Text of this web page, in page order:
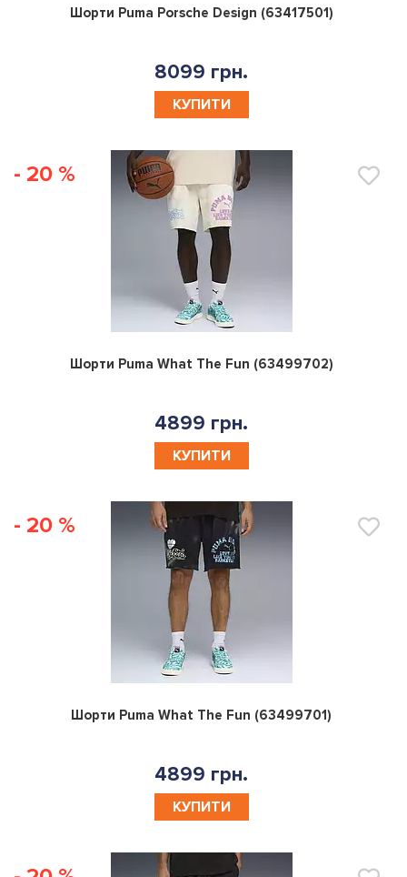
0
Шорти Puma Porsche Design (63417501)
8099 грн.
КУПИТИ
- 20 %
0
Шорти Puma What The Fun (63499702)
4899 грн.
КУПИТИ
- 20 %
0
Шорти Puma What The Fun (63499701)
4899 грн.
КУПИТИ